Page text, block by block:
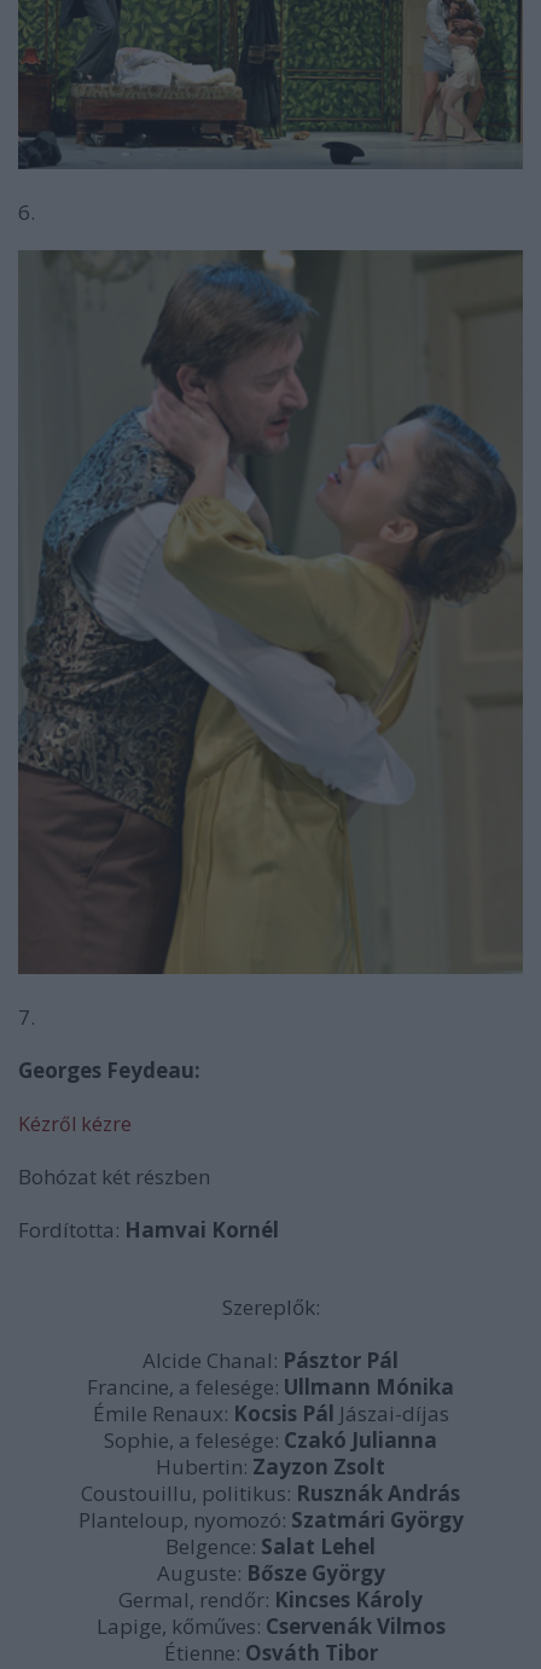
6.
7.
Georges Feydeau:
Kézről kézre
Bohózat két részben
Fordította: Hamvai Kornél
Szereplők:
Alcide Chanal: Pásztor Pál
Francine, a felesége: Ullmann Mónika
Émile Renaux: Kocsis Pál Jászai-díjas
Sophie, a felesége: Czakó Julianna
Hubertin: Zayzon Zsolt
Coustouillu, politikus: Rusznák András
Planteloup, nyomozó: Szatmári György
Belgence: Salat Lehel
Auguste: Bősze György
Germal, rendőr: Kincses Károly
Lapige, kőműves: Cservenák Vilmos
Étienne: Osváth Tibor